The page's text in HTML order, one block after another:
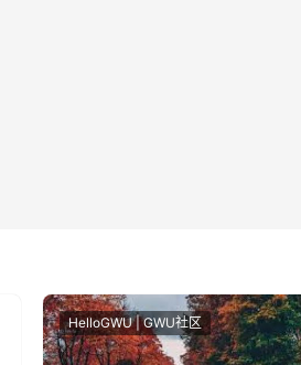
HelloGWU | GWU社区